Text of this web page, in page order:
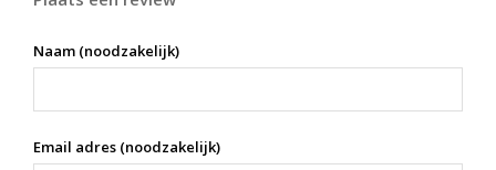
Naam (noodzakelijk)
Email adres (noodzakelijk)